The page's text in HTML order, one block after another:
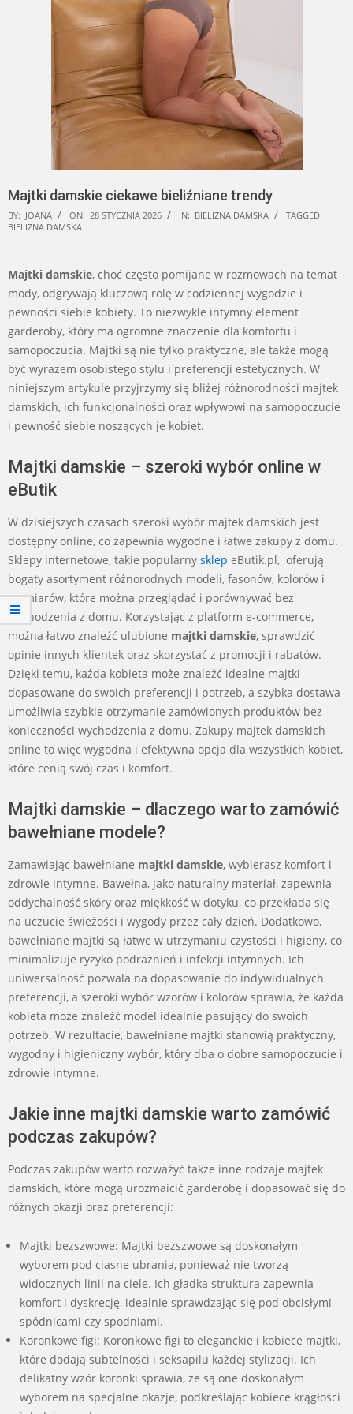
Majtki damskie ciekawe bieliźniane trendy
BY: JOANA ON: 28 STYCZNIA 2026 IN: BIELIZNA DAMSKA
TAGGED:
BIELIZNA DAMSKA
Majtki damskie, choć często pomijane w rozmowach na temat
mody, odgrywają kluczową rolę w codziennej wygodzie i
pewności siebie kobiety. To niezwykle intymny element
garderoby, który ma ogromne znaczenie dla komfortu i
samopoczucia. Majtki są nie tylko praktyczne, ale także mogą
być wyrazem osobistego stylu i preferencji estetycznych. W
niniejszym artykule przyjrzymy się bliżej różnorodności majtek
damskich, ich funkcjonalności oraz wpływowi na samopoczucie
i pewność siebie noszących je kobiet.
Majtki damskie – szeroki wybór online w
eButik
W dzisiejszych czasach szeroki wybór majtek damskich jest
dostępny online, co zapewnia wygodne i łatwe zakupy z domu.
Sklepy internetowe, takie popularny sklep eButik.pl, oferują
bogaty asortyment różnorodnych modeli, fasonów, kolorów i
rozmiarów, które można przeglądać i porównywać bez
wychodzenia z domu. Korzystając z platform e-commerce,
można łatwo znaleźć ulubione majtki damskie, sprawdzić
opinie innych klientek oraz skorzystać z promocji i rabatów.
Dzięki temu, każda kobieta może znaleźć idealne majtki
dopasowane do swoich preferencji i potrzeb, a szybka dostawa
umożliwia szybkie otrzymanie zamówionych produktów bez
konieczności wychodzenia z domu. Zakupy majtek damskich
online to więc wygodna i efektywna opcja dla wszystkich kobiet,
które cenią swój czas i komfort.
Majtki damskie – dlaczego warto zamówić
bawełniane modele?
Zamawiając bawełniane majtki damskie, wybierasz komfort i
zdrowie intymne. Bawełna, jako naturalny materiał, zapewnia
oddychalność skóry oraz miękkość w dotyku, co przekłada się
na uczucie świeżości i wygody przez cały dzień. Dodatkowo,
bawełniane majtki są łatwe w utrzymaniu czystości i higieny, co
minimalizuje ryzyko podrażnień i infekcji intymnych. Ich
uniwersalność pozwala na dopasowanie do indywidualnych
preferencji, a szeroki wybór wzorów i kolorów sprawia, że każda
kobieta może znaleźć model idealnie pasujący do swoich
potrzeb. W rezultacie, bawełniane majtki stanowią praktyczny,
wygodny i higieniczny wybór, który dba o dobre samopoczucie i
zdrowie intymne.
Jakie inne majtki damskie warto zamówić
podczas zakupów?
Podczas zakupów warto rozważyć także inne rodzaje majtek
damskich, które mogą urozmaicić garderobę i dopasować się do
różnych okazji oraz preferencji:
Majtki bezszwowe: Majtki bezszwowe są doskonałym
wyborem pod ciasne ubrania, ponieważ nie tworzą
widocznych linii na ciele. Ich gładka struktura zapewnia
komfort i dyskrecję, idealnie sprawdzając się pod obcisłymi
spódnicami czy spodniami.
Koronkowe figi: Koronkowe figi to eleganckie i kobiece majtki,
które dodają subtelności i seksapilu każdej stylizacji. Ich
delikatny wzór koronki sprawia, że są one doskonałym
wyborem na specjalne okazje, podkreślając kobiece krągłości